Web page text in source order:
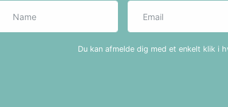
Du kan afmelde dig med et enkelt klik i